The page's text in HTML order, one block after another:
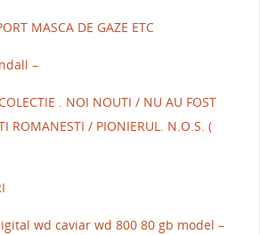
MASCA DE GAZE ETC
–
. NOI NOUTI / NU AU FOST
ROMANESTI / PIONIERUL. N.O.S. (
wd caviar wd 800 80 gb model –